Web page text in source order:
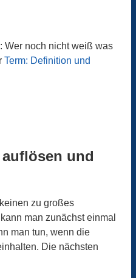
Wer noch nicht weiß was
Term: Definition und
und
zu großes
man zunächst einmal
man tun, wenn die
Die nächsten